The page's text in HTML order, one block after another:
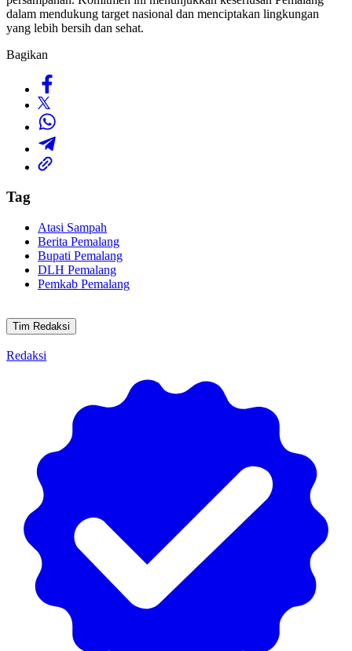
dalam mendukung target nasional dan menciptakan lingkungan
yang lebih bersih dan sehat.
Bagikan
Tag
Atasi Sampah
Berita Pemalang
Bupati Pemalang
DLH Pemalang
Pemkab Pemalang
Tim Redaksi
Redaksi